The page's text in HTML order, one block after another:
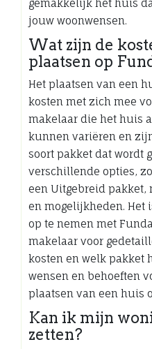
gemakkelijk het huis
jouw woonwensen.
Wat zijn de
plaatsen op
Het plaatsen van een
kosten met zich mee
makelaar die het huis
kunnen variëren en
soort pakket dat wordt
verschillende opties,
een Uitgebreid
en mogelijkheden. Het
op te nemen met
makelaar voor
kosten en welk pakket
wensen en behoeften
plaatsen van een huis
Kan ik mijn
zetten?